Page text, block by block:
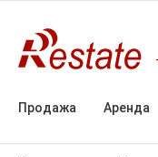
Продажа Аренда